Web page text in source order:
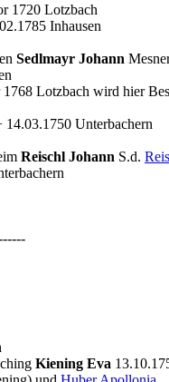
1720 Lotzbach
Inhausen
Sedlmayr Johann
Lotzbach wird hier
Unterbachern
Reischl Johann S.d.
Kiening Eva